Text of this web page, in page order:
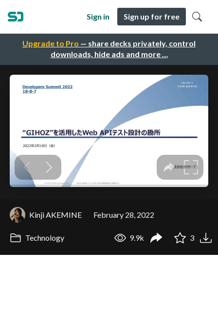
Upgrade to Pro — share decks privately, control
downloads, hide ads and more …
Sign in Sign up for free
Kinji AKEMINE February 28, 2022
Technology 9.9k 3